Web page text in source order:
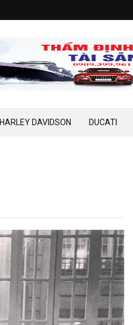
HARLEY DAVIDSON DUCATI